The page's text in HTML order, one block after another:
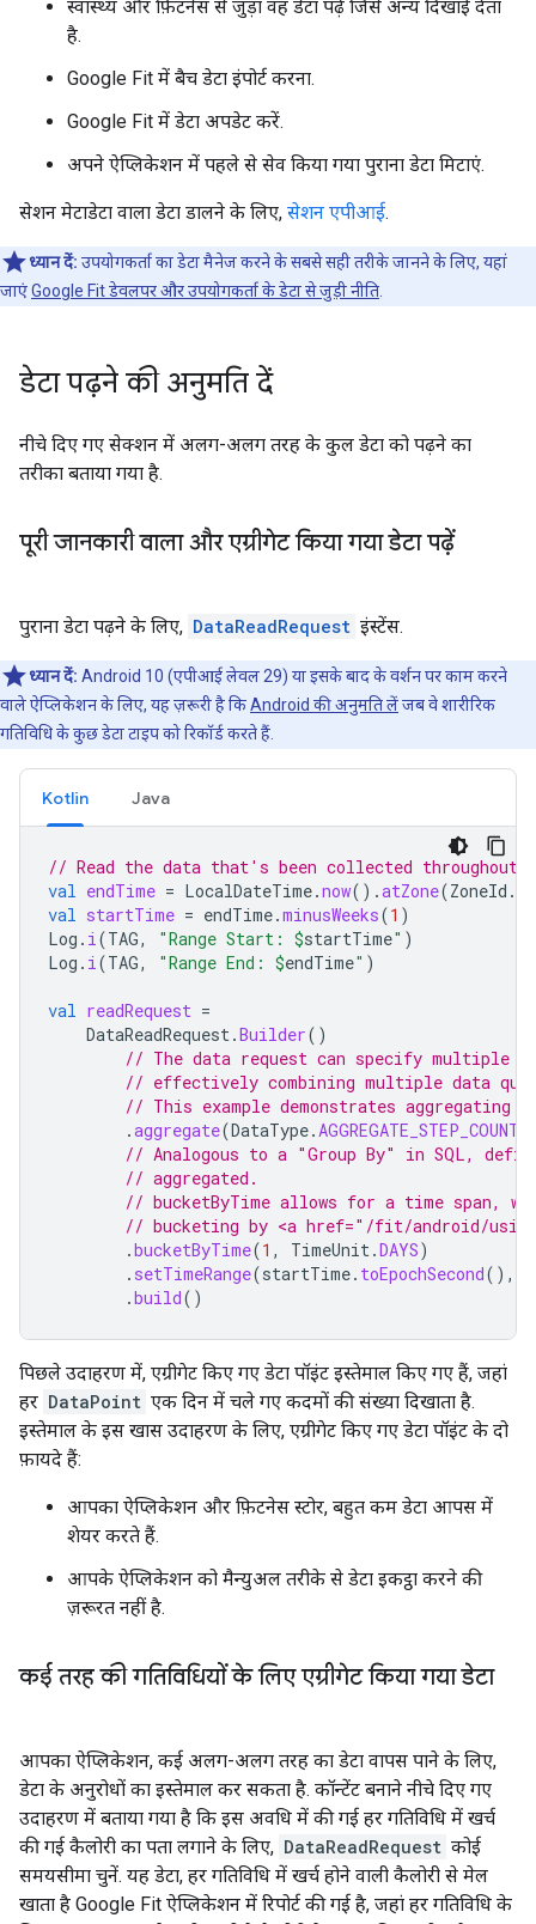
स्वास्थ्य और फ़िटनेस से जुड़ा वह डेटा पढ़ें जिसे अन्य दिखाई देता
है.
Google Fit में बैच डेटा इंपोर्ट करना.
Google Fit में डेटा अपडेट करें.
अपने ऐप्लिकेशन में पहले से सेव किया गया पुराना डेटा मिटाएं.
सेशन मेटाडेटा वाला डेटा डालने के लिए, सेशन एपीआई.
ध्यान दें: उपयोगकर्ता का डेटा मैनेज करने के सबसे सही तरीके जानने के लिए, यहां
जाएंGoogle Fit डेवलपर और उपयोगकर्ता के डेटा से जुड़ी नीति
डेटा पढ़ने की अनुमति दें
नीचे दिए गए सेक्शन में अलग-अलग तरह के कुल डेटा को पढ़ने का
तरीका बताया गया है.
पूरी जानकारी वाला और एग्रीगेट किया गया डेटा पढ़ें
पुराना डेटा पढ़ने के लिए, DataReadRequest इंस्टेंस.
ध्यान दें: Android 10 (एपीआई लेवल 29) या इसके बाद के वर्शन पर काम करने
वाले ऐप्लिकेशन के लिए, यह ज़रूरी है किAndroid की अनुमति लेंजब वे शारीरिक
गतिविधि के कुछ डेटा टाइप को रिकॉर्ड करते हैं.
Kotlin Java
// Read the data that's been collected throughout
val endTime = LocalDateTime.now().atZone(ZoneId .
val startTime = endTime.minusWeeks(1 )
Log . i(TAG, "Range Start: $startTime" )
Log . i(TAG, "Range End: $endTime" )
val readRequest =
DataReadRequest.Builder()
// The data request can specify multiple
// effectively combining multiple data
// This example demonstrates aggregating
.aggregate(DataType.
// Analogous to a "Group By" in SQL,
// aggregated.
// bucketByTime allows for a time span,
// bucketing by <a href="/fit/android/
.bucketByTime(1 , TimeUnit.DAYS)
. setTimeRange(startTime. toEpochSecond(),
.build()
पिछले उदाहरण में, एग्रीगेट किए गए डेटा पॉइंट इस्तेमाल किए गए हैं, जहां
हर DataPoint एक दिन में चले गए कदमों की संख्या दिखाता है.
इस्तेमाल के इस खास उदाहरण के लिए, एग्रीगेट किए गए डेटा पॉइंट के दो
फ़ायदे हैं:
आपका ऐप्लिकेशन और फ़िटनेस स्टोर, बहुत कम डेटा आपस में
शेयर करते हैं.
आपके ऐप्लिकेशन को मैन्युअल तरीके से डेटा इकट्ठा करने की
ज़रूरत नहीं है.
कई तरह की गतिविधियों के लिए एग्रीगेट किया गया डेटा
आपका ऐप्लिकेशन, कई अलग-अलग तरह का डेटा वापस पाने के लिए,
डेटा के अनुरोधों का इस्तेमाल कर सकता है. कॉन्टेंट बनाने नीचे दिए गए
उदाहरण में बताया गया है कि इस अवधि में की गई हर गतिविधि में खर्च
की गई कैलोरी का पता लगाने के लिए, DataReadRequest कोई
समयसीमा चुनें. यह डेटा, हर गतिविधि में खर्च होने वाली कैलोरी से मेल
खाता है Google Fit ऐप्लिकेशन में रिपोर्ट की गई है, जहां हर गतिविधि के